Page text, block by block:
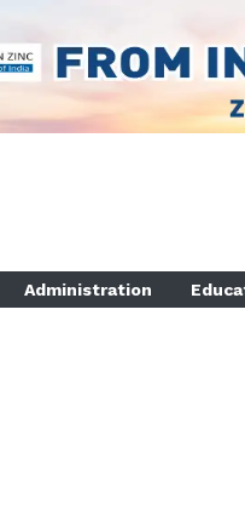
Administration